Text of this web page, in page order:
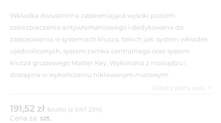
Wkładka dwustronna zapewniająca wysoki poziom
zabezpieczenia antywłamaniowego i dedykowana do
zastosowania w systemach klucza, takich jak: system wkładek
ujednoliconych, system zamka centralnego oraz system
klucza grupowego Master Key. Wykonana z mosiądzu i
dostępna w wykończeniu niklowanym matowym.
Zobacz pełny opis
191,52 zł brutto (z VAT 23%)
Cena za: szt.